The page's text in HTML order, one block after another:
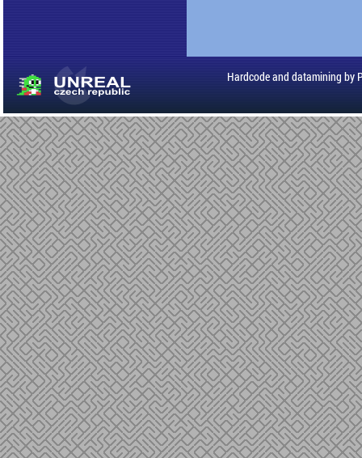
Hardcode and datamining by